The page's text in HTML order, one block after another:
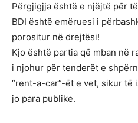
Përgjigjja është e njëjtë për
BDI është emëruesi i
porositur në drejtësi!
Kjo është partia që mban në
i njohur për tenderët e
“rent-a-car”-ët e vet, sikur të
jo para publike.